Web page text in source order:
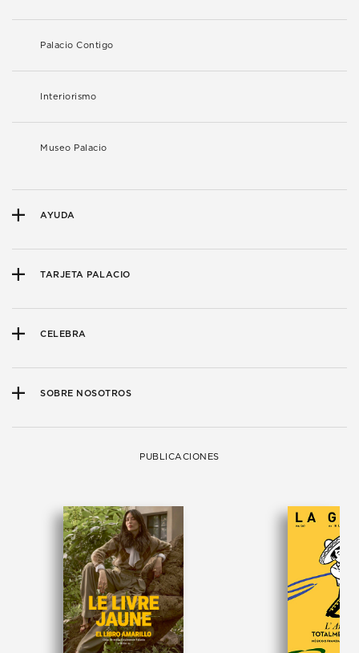
Palacio Contigo
Interiorismo
Museo Palacio
AYUDA
TARJETA PALACIO
CELEBRA
SOBRE NOSOTROS
PUBLICACIONES